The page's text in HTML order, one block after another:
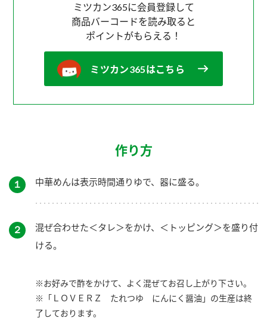
ミツカン365に会員登録して
商品バーコードを読み取ると
ポイントがもらえる！
ミツカン365はこちら
作り方
１ 中華めんは表示時間通りゆで、器に盛る。
２
混ぜ合わせた＜タレ＞をかけ、＜トッピング＞を盛り付
ける。
※お好みで酢をかけて、よく混ぜてお召し上がり下さい。
※「ＬＯＶＥＲＺ たれつゆ にんにく醤油」の生産は終
了しております。